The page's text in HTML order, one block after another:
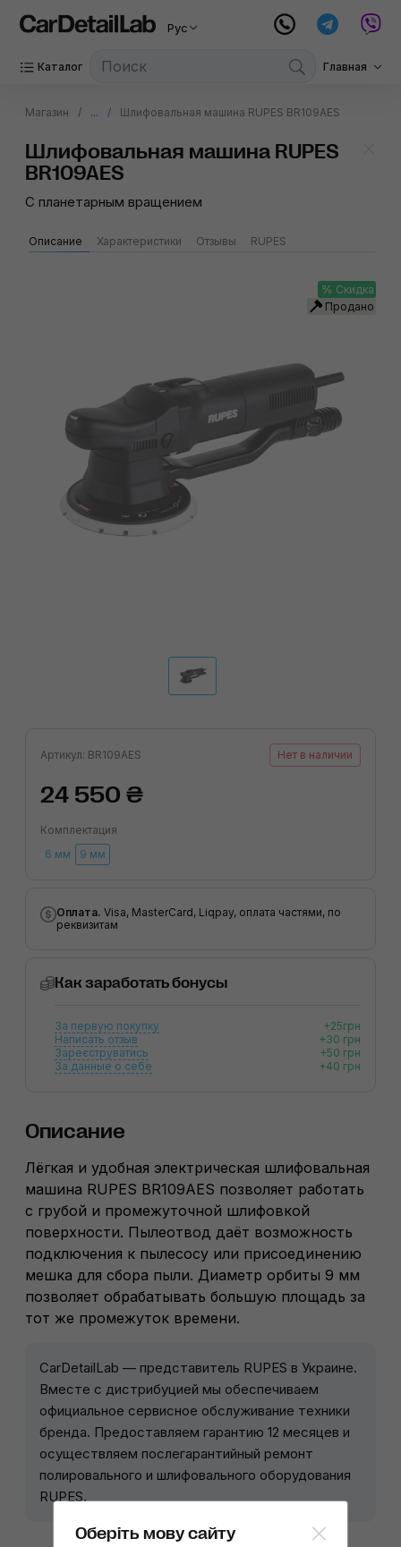
Рус
Каталог Главная
Магазин ... Шлифовальная машина RUPES BR109AES
Шлифовальная машина RUPES
BR109AES
С планетарным вращением
Описание Характеристики Отзывы RUPES
Скидка
Продано
Артикул: BR109AES Нет в наличии
24 550 ₴
Комплектация
6 мм
9 мм
Оплата. Visa, MasterCard, Liqpay, оплата частями, по
реквизитам
Как заработать бонусы
За первую покупку
+25грн
Написать отзыв
+30 грн
Зареєструватись
+50 грн
За данные о себе
+40 грн
Описание
Лёгкая и удобная электрическая шлифовальная
машина RUPES BR109AES позволяет работать
с грубой и промежуточной шлифовкой
поверхности. Пылеотвод даёт возможность
подключения к пылесосу или присоединению
мешка для сбора пыли. Диаметр орбиты 9 мм
позволяет обрабатывать большую площадь за
тот же промежуток времени.
CarDetailLab — представитель RUPES в Украине.
Вместе с дистрибуцией мы обеспечиваем
официальное сервисное обслуживание техники
бренда. Предоставляем гарантию 12 месяцев и
осуществляем послегарантийный ремонт
полировального и шлифовального оборудования
RUPES.
Оберіть мову сайту